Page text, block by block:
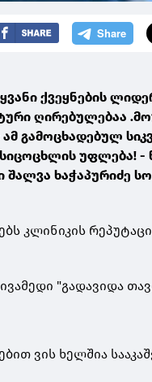
ქვეყნების
ღირებულებაა
გამოცხადებულ
სიცოცხლის უფლება! -
შალვა ხაჭაპურიძე
კლინიკის
"გადავიდა
ვის ხელშია